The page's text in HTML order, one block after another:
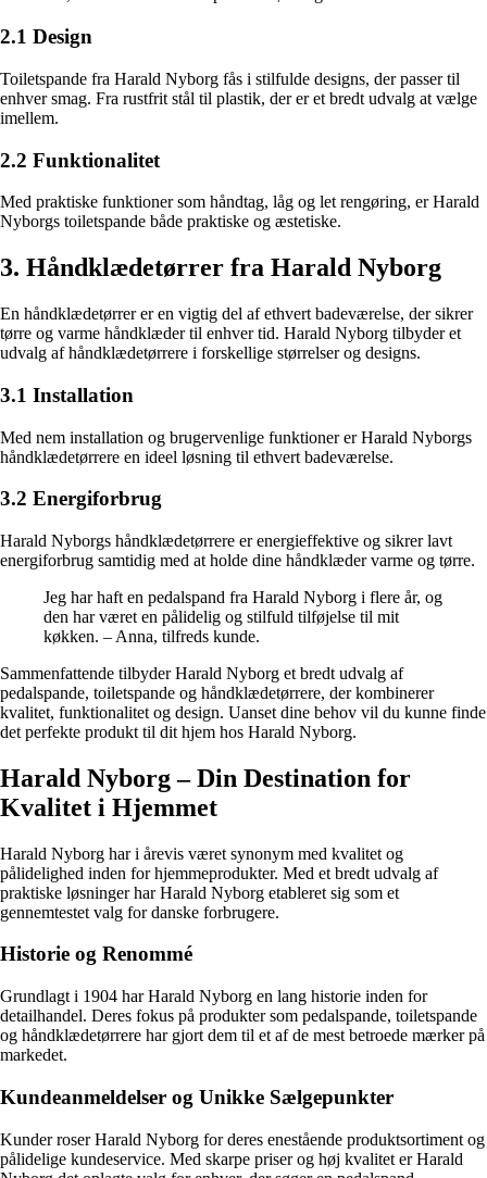
2.1 Design
Toiletspande fra Harald Nyborg fås i stilfulde designs, der passer til
enhver smag. Fra rustfrit stål til plastik, der er et bredt udvalg at vælge
imellem.
2.2 Funktionalitet
Med praktiske funktioner som håndtag, låg og let rengøring, er Harald
Nyborgs toiletspande både praktiske og æstetiske.
3. Håndklædetørrer fra Harald Nyborg
En håndklædetørrer er en vigtig del af ethvert badeværelse, der sikrer
tørre og varme håndklæder til enhver tid. Harald Nyborg tilbyder et
udvalg af håndklædetørrere i forskellige størrelser og designs.
3.1 Installation
Med nem installation og brugervenlige funktioner er Harald Nyborgs
håndklædetørrere en ideel løsning til ethvert badeværelse.
3.2 Energiforbrug
Harald Nyborgs håndklædetørrere er energieffektive og sikrer lavt
energiforbrug samtidig med at holde dine håndklæder varme og tørre.
Jeg har haft en pedalspand fra Harald Nyborg i flere år, og
den har været en pålidelig og stilfuld tilføjelse til mit
køkken. – Anna, tilfreds kunde.
Sammenfattende tilbyder Harald Nyborg et bredt udvalg af
pedalspande, toiletspande og håndklædetørrere, der kombinerer
kvalitet, funktionalitet og design. Uanset dine behov vil du kunne finde
det perfekte produkt til dit hjem hos Harald Nyborg.
Harald Nyborg – Din Destination for
Kvalitet i Hjemmet
Harald Nyborg har i årevis været synonym med kvalitet og
pålidelighed inden for hjemmeprodukter. Med et bredt udvalg af
praktiske løsninger har Harald Nyborg etableret sig som et
gennemtestet valg for danske forbrugere.
Historie og Renommé
Grundlagt i 1904 har Harald Nyborg en lang historie inden for
detailhandel. Deres fokus på produkter som pedalspande, toiletspande
og håndklædetørrere har gjort dem til et af de mest betroede mærker på
markedet.
Kundeanmeldelser og Unikke Sælgepunkter
Kunder roser Harald Nyborg for deres enestående produktsortiment og
pålidelige kundeservice. Med skarpe priser og høj kvalitet er Harald